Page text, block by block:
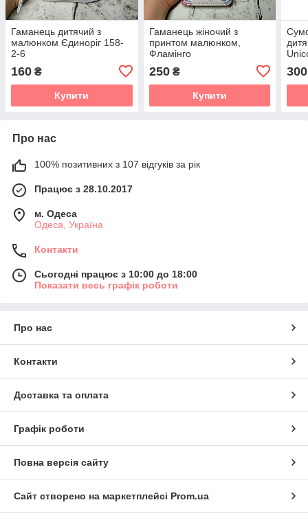
Гаманець дитячий з
малюнком Єдиноріг 158-
2-6
160 ₴
Купити
Гаманець жіночий з
принтом малюнком,
Фламінго
250₴
Купити
300
Про нас
100% позитивних з 107 відгуків за рік
Працює з 28.10.2017
м. Одеса
Одеса, Україна
Контакти
Сьогодні працює з 10:00 до 18:00
Показати весь графік роботи
Про нас
Контакти
Доставка та оплата
Графік роботи
Повна версія сайту
Сайт створено на маркетплейсі Prom.ua